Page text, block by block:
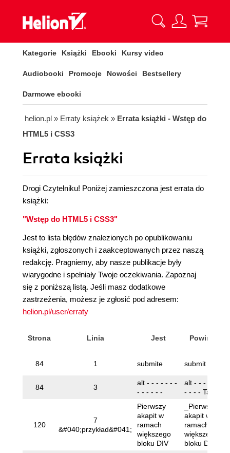
Kategorie Książki Ebooki Kursy video
Audiobooki Promocje Nowości Bestsellery
Darmowe ebooki
helion.pl » Erraty książek » Errata książki - Wstęp do
HTML5 i CSS3
Errata książki
Drogi Czytelniku! Poniżej zamieszczona jest errata do
książki:
"Wstęp do HTML5 i CSS3"
Jest to lista błędów znalezionych po opublikowaniu
książki, zgłoszonych i zaakceptowanych przez naszą
redakcję. Pragniemy, aby nasze publikacje były
wiarygodne i spełniały Twoje oczekiwania. Zapoznaj
się z poniższą listą. Jeśli masz dodatkowe
zastrzeżenia, możesz je zgłosić pod adresem:
helion.pl/user/erraty
Strona Linia Jest Powinno
84 1 submite submit
84 3
alt - - - - - - -
- - - - - -
alt - - - - - - -
- - - - Tak -
120
7
&#040;przykład&#041;
Pierwszy
akapit w
ramach
większego
bloku DIV
_Pierwszy
akapit w
ramach
większego
bloku DIV_